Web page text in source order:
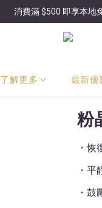
消費滿 $500 即享本地
了解更多 最新優
粉
・
・
・